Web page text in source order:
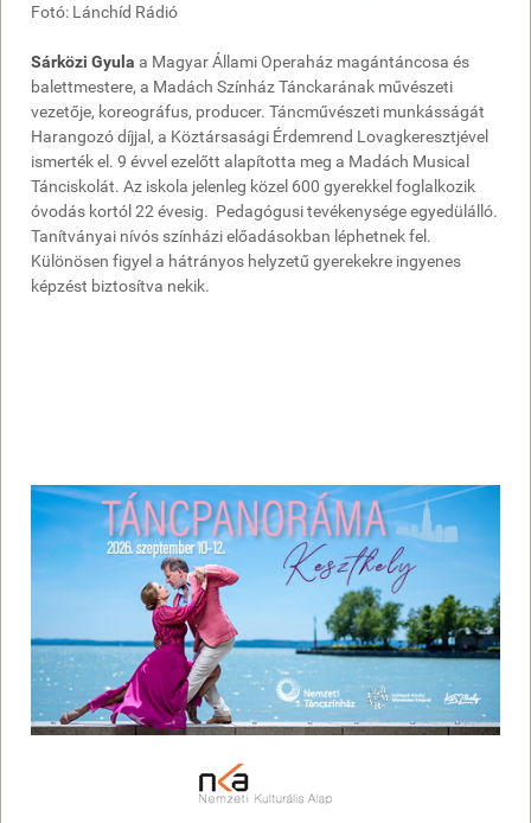
Fotó: Lánchíd Rádió
Sárközi Gyula a Magyar Állami Operaház magántáncosa és
balettmestere, a Madách Színház Tánckarának művészeti
vezetője, koreográfus, producer. Táncművészeti munkásságát
Harangozó díjjal, a Köztársasági Érdemrend Lovagkeresztjével
ismerték el. 9 évvel ezelőtt alapította meg a Madách Musical
Tánciskolát. Az iskola jelenleg közel 600 gyerekkel foglalkozik
óvodás kortól 22 évesig. Pedagógusi tevékenysége egyedülálló.
Tanítványai nívós színházi előadásokban léphetnek fel.
Különösen figyel a hátrányos helyzetű gyerekekre ingyenes
képzést biztosítva nekik.